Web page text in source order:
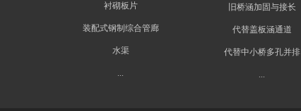
衬砌板片
装配式钢制综合管廊
水渠
...
旧桥涵加固与接长
代替盖板涵通道
代替中小桥多孔并排
...